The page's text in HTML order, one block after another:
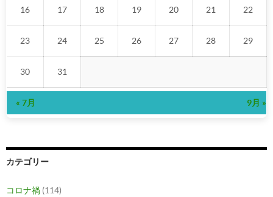
16 17 18 19 20 21 22
23 24 25 26 27 28 29
30 31
« 7月 9月 »
カテゴリー
コロナ禍 (114)